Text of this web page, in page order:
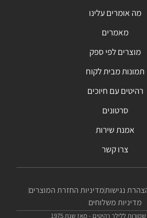
מה אומרים עלינו
מאמרים
מוצרים לפי ספק
תמונות מבית לקוח
רהיטים עם חיוכים
סרטונים
אמנת שירות
צרו קשר
נגישותמדיניות החזרת המוצרים
מדיניות משלוחים
ללילך רהיטים - מאז שנת 1975